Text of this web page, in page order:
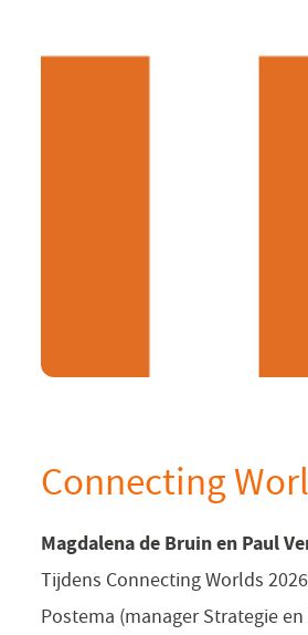
Connecting
Magdalena de Bruin en Paul
Tijdens Connecting Worlds
Postema (manager Strategie